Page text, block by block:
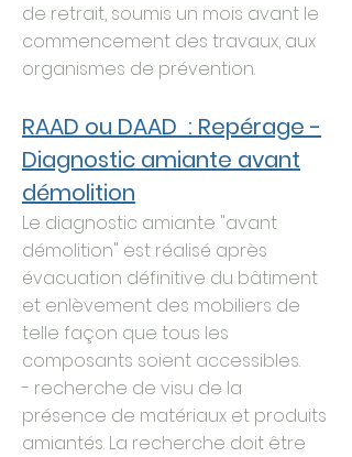
de retrait, soumis un mois avant le
commencement des travaux, aux
organismes de prévention.
RAAD ou DAAD : Repérage -
Diagnostic amiante avant
démolition
Le diagnostic amiante "avant
démolition" est réalisé après
évacuation définitive du bâtiment
et enlèvement des mobiliers de
telle façon que tous les
composants soient accessibles.
- recherche de visu de la
présence de matériaux et produits
amiantés. La recherche doit être